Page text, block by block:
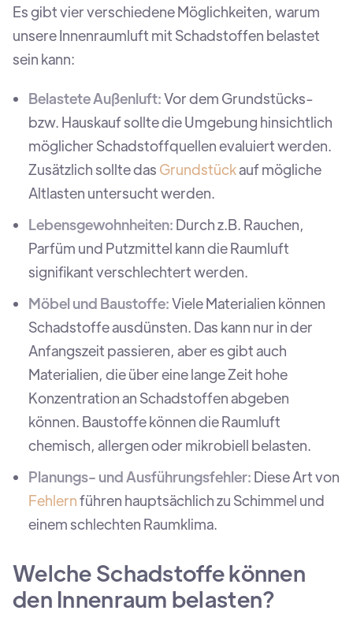
Es gibt vier verschiedene Möglichkeiten, warum
unsere Innenraumluft mit Schadstoffen belastet
sein kann:
Belastete Außenluft:Vor dem Grundstücks-
bzw. Hauskauf sollte die Umgebung hinsichtlich
möglicher Schadstoffquellen evaluiert werden.
Zusätzlich sollte das Grundstückauf mögliche
Altlasten untersucht werden.
Lebensgewohnheiten: Durch z.B. Rauchen,
Parfüm und Putzmittel kann die Raumluft
signifikant verschlechtert werden.
Möbel und Baustoffe:Viele Materialien können
Schadstoffe ausdünsten. Das kann nur in der
Anfangszeit passieren, aber es gibt auch
Materialien, die über eine lange Zeit hohe
Konzentration an Schadstoffen abgeben
können. Baustoffe können die Raumluft
chemisch, allergen oder mikrobiell belasten.
Planungs- und Ausführungsfehler: Diese Art von
Fehlernführen hauptsächlich zu Schimmel und
einem schlechten Raumklima.
Welche Schadstoffe können
den Innenraum belasten?